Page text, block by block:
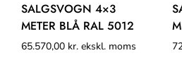
SALGSVOGN 4×3
METER BLÅ RAL 5012
65.570,00 kr. ekskl. moms